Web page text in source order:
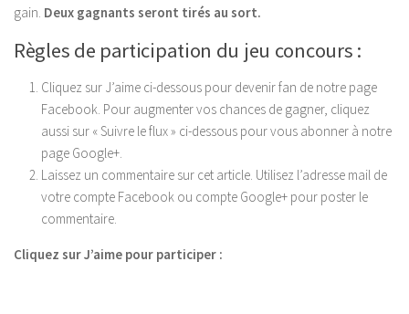
gain. Deux gagnants seront tirés au sort.
Règles de participation du jeu concours :
Cliquez sur J’aime ci-dessous pour devenir fan de notre page
Facebook. Pour augmenter vos chances de gagner, cliquez
aussi sur « Suivre le flux » ci-dessous pour vous abonner à notre
page Google+.
Laissez un commentaire sur cet article. Utilisez l’adresse mail de
votre compte Facebook ou compte Google+ pour poster le
commentaire.
Cliquez sur J’aime pour participer :